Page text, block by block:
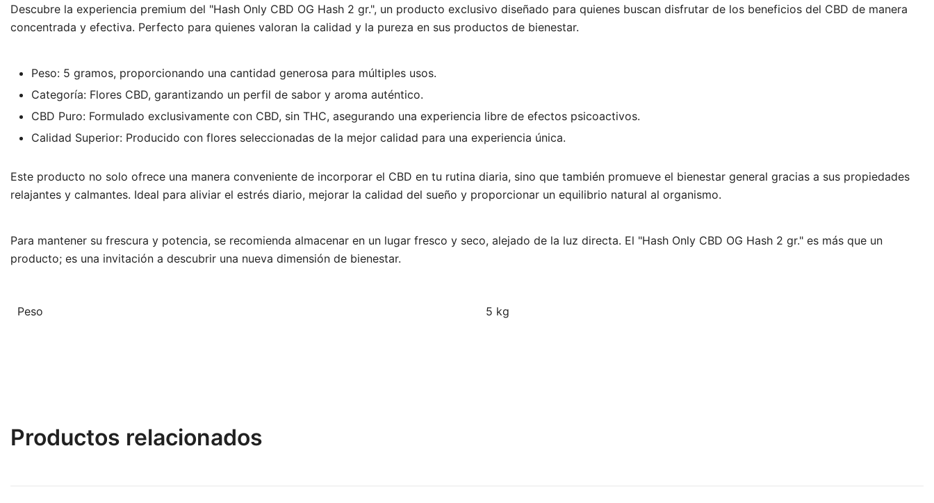
Descubre la experiencia premium del "Hash Only CBD OG Hash 2 gr.", un producto exclusivo diseñado para quienes buscan disfrutar de los beneficios del CBD de manera
concentrada y efectiva. Perfecto para quienes valoran la calidad y la pureza en sus productos de bienestar.
Peso: 5 gramos, proporcionando una cantidad generosa para múltiples usos.
Categoría: Flores CBD, garantizando un perfil de sabor y aroma auténtico.
CBD Puro: Formulado exclusivamente con CBD, sin THC, asegurando una experiencia libre de efectos psicoactivos.
Calidad Superior: Producido con flores seleccionadas de la mejor calidad para una experiencia única.
Este producto no solo ofrece una manera conveniente de incorporar el CBD en tu rutina diaria, sino que también promueve el bienestar general gracias a sus propiedades
relajantes y calmantes. Ideal para aliviar el estrés diario, mejorar la calidad del sueño y proporcionar un equilibrio natural al organismo.
Para mantener su frescura y potencia, se recomienda almacenar en un lugar fresco y seco, alejado de la luz directa. El "Hash Only CBD OG Hash 2 gr." es más que un
producto; es una invitación a descubrir una nueva dimensión de bienestar.
Peso 5 kg
Productos relacionados